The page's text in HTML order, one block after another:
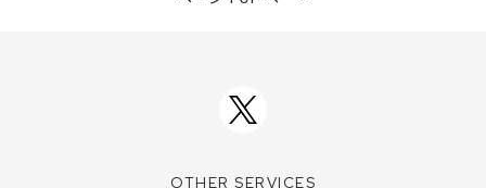
OTHER SERVICES